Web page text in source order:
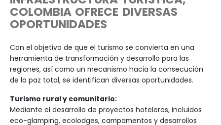
Comprometida con la generación de
sostenibles, Colombia busca nuevas
y la innovación verde, en la infraestructura
las operaciones turísticas, por lo que se ha
de incentivos para este tipo de proyectos.
Mediante el decreto 646 de 2021, el país
formalmente la política de turismo sostenible,